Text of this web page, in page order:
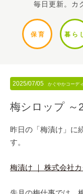
毎日更新。カ
保 育 暮ら
2025/07/05 かぐやかコーデ
梅シロップ ～
昨日の「梅漬け」に
す。
梅漬け ｜ 株式会社